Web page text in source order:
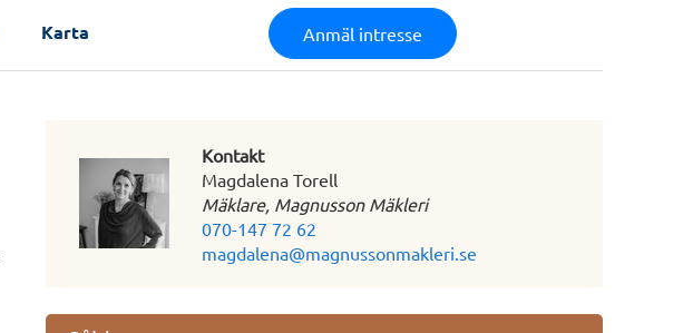
Karta Anmäl intresse
Kontakt
Magdalena Torell
Mäklare, Magnusson Mäkleri
070-147 72 62
magdalena@magnussonmakleri.se